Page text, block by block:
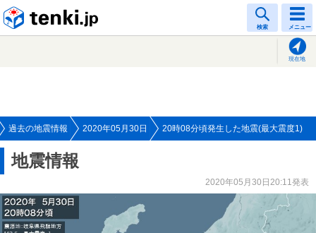
検索 メニュー
現在地
過去の地震情報 2020年05月30日 20時08分頃発生した地震(最大震度1)
地震情報
2020年05月30日20:11発表